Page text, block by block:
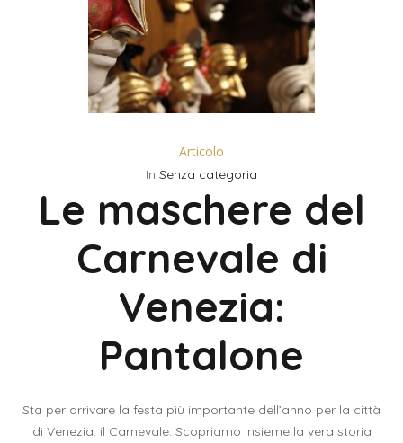
Articolo
In Senza categoria
Le maschere del
Carnevale di
Venezia:
Pantalone
Sta per arrivare la festa più importante dell’anno per la città
di Venezia: il Carnevale. Scopriamo insieme la vera storia